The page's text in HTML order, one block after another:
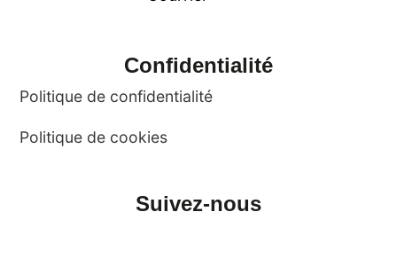
Confidentialité
Politique de confidentialité
Politique de cookies
Suivez-nous